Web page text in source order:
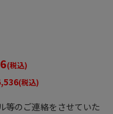
(税込)
(税込)
等のご連絡をさせていた